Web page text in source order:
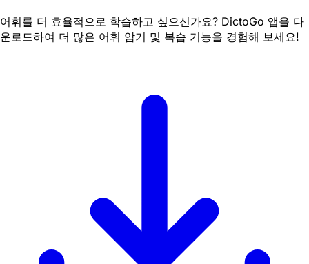
어휘를 더 효율적으로 학습하고 싶으신가요? DictoGo 앱을 다
운로드하여 더 많은 어휘 암기 및 복습 기능을 경험해 보세요!